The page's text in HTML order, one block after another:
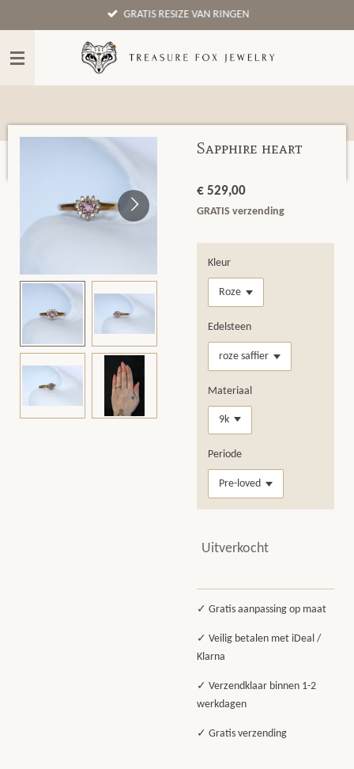
direct
naar
hoofdinhoud
GRATIS RESIZE VAN RINGEN
Sapphire heart
€ 529,00
GRATIS verzending
Kleur
Edelsteen
Materiaal
Periode
Uitverkocht
✓ Gratis aanpassing op maat
✓ Veilig betalen met iDeal /
Klarna
✓ Verzendklaar binnen 1-2
werkdagen
✓ Gratis verzending